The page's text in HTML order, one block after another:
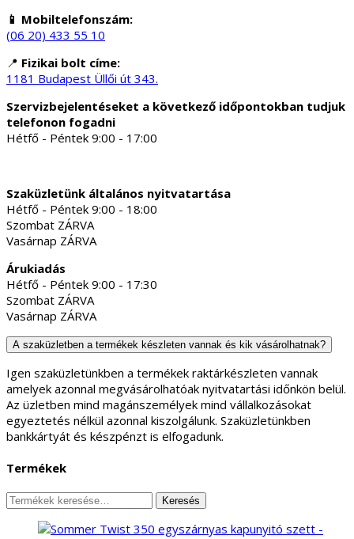
📱 Mobiltelefonszám:
(06 20) 433 55 10
📍 Fizikai bolt címe:
1181 Budapest Üllői út 343.
Szervizbejelentéseket a következő időpontokban tudjuk
telefonon fogadni
Hétfő - Péntek 9:00 - 17:00
Szaküzletünk általános nyitvatartása
Hétfő - Péntek 9:00 - 18:00
Szombat ZÁRVA
Vasárnap ZÁRVA
Árukiadás
Hétfő - Péntek 9:00 - 17:30
Szombat ZÁRVA
Vasárnap ZÁRVA
A szaküzletben a termékek készleten vannak és kik vásárolhatnak?
Igen szaküzletünkben a termékek raktárkészleten vannak
amelyek azonnal megvásárolhatóak nyitvatartási időnkön belül.
Az üzletben mind magánszemélyek mind vállalkozásokat
egyeztetés nélkül azonnal kiszolgálunk. Szaküzletünkben
bankkártyát és készpénzt is elfogadunk.
Termékek
Keresés
a
következőre:
Keresés